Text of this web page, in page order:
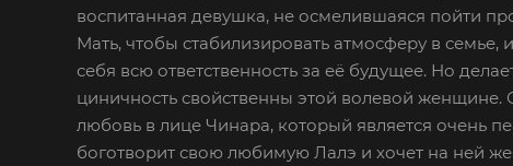
воспитанная девушка, не осмелившаяся пойти
Мать, чтобы стабилизировать атмосферу в
себя всю ответственность за её будущее. Но
циничность свойственны этой волевой женщине.
любовь в лице Чинара, который является очень
боготворит свою любимую Лалэ и хочет на ней